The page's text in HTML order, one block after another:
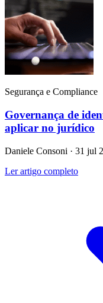
Segurança e Compliance
Governança de
aplicar no jurídico
Daniele Consoni · 31 jul
Ler artigo completo